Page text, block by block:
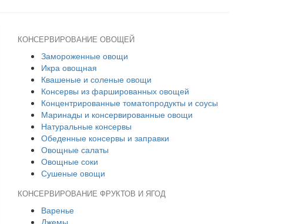
КОНСЕРВИРОВАНИЕ ОВОЩЕЙ
Замороженные овощи
Икра овощная
Квашеные и соленые овощи
Консервы из фаршированных овощей
Концентрированные томатопродукты и соусы
Маринады и консервированные овощи
Натуральные консервы
Обеденные консервы и заправки
Овощные салаты
Овощные соки
Сушеные овощи
КОНСЕРВИРОВАНИЕ ФРУКТОВ И ЯГОД
Варенье
Джемы